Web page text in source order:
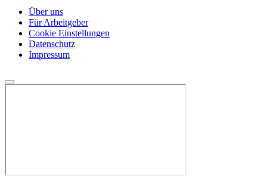
Über uns
Für Arbeitgeber
Cookie Einstellungen
Datenschutz
Impressum